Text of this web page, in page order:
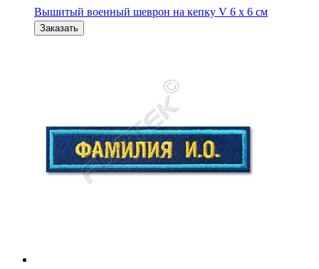
Именная нашивка ВС РФ офисная